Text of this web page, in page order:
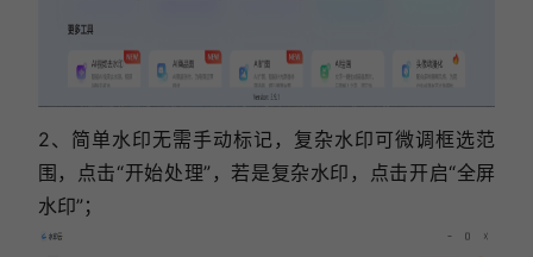
2、简单水印无需手动标记，复杂水印可微调框选范
围，点击“开始处理”，若是复杂水印，点击开启“全屏
水印”；